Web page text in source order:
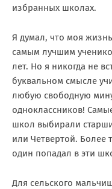
избранных школах.
Я думал, что моя
самым лучшим
лет. Но я никогда не
буквальном смысле
любую свободную
одноклассников!
школ выбирали
или Четвертой. Более
один попадал в эти
Для сельского